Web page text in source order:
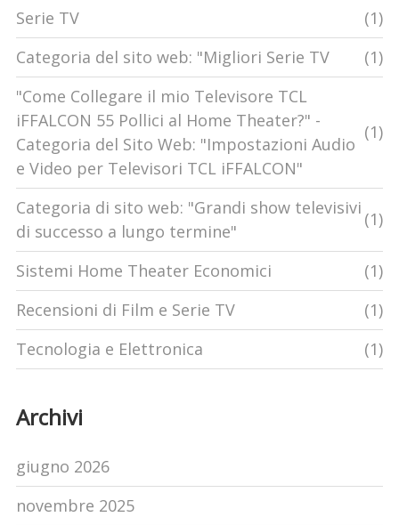
Serie TV
(1)
Categoria del sito web: "Migliori Serie TV
(1)
"Come Collegare il mio Televisore TCL
iFFALCON 55 Pollici al Home Theater?" -
Categoria del Sito Web: "Impostazioni Audio
e Video per Televisori TCL iFFALCON"
(1)
Categoria di sito web: "Grandi show televisivi
di successo a lungo termine"
(1)
Sistemi Home Theater Economici
(1)
Recensioni di Film e Serie TV
(1)
Tecnologia e Elettronica
(1)
Archivi
giugno 2026
novembre 2025